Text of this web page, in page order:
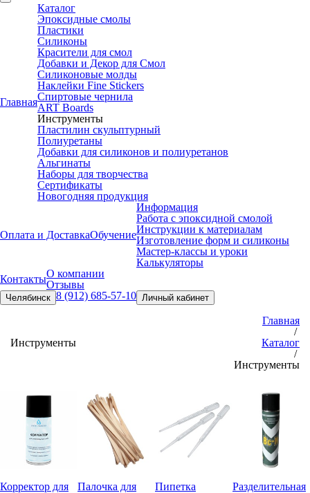
Главная
Каталог
Эпоксидные смолы
Пластики
Силиконы
Красители для смол
Добавки и Декор для Смол
Силиконовые молды
Наклейки Fine Stickers
Спиртовые чернила
ART Boards
Инструменты
Пластилин скульптурный
Полиуретаны
Добавки для силиконов и полиуретанов
Альгинаты
Наборы для творчества
Сертификаты
Новогодняя продукция
Оплата и ДоставкаОбучение
Информация
Работа с эпоксидной смолой
Инструкции к материалам
Изготовление форм и силиконы
Мастер-классы и уроки
Калькуляторы
КонтактыО компании
Отзывы
Челябинск 8 (912) 685-57-10 Личный кабинет
Инструменты
Главная
/
Каталог
/
Инструменты
Корректор для
Палочка для
Пипетка
Разделительная